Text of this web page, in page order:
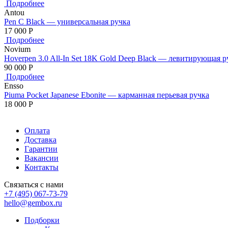
Подробнее
Antou
Pen C Black — универсальная ручка
17 000 Р
Подробнее
Novium
Hoverpen 3.0 All-In Set 18K Gold Deep Black — левитирующая
90 000 Р
Подробнее
Ensso
Piuma Pocket Japanese Ebonite — карманная перьевая ручка
18 000 Р
Оплата
Доставка
Гарантии
Вакансии
Контакты
Связаться с нами
+7 (495) 067-73-79
hello@gembox.ru
Подборки